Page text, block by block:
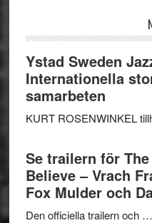
Ystad Sweden
Internationella
samarbeten
KURT ROSENWINKEL
Se trailern för
Believe – Vrach
Fox Mulder och
Den officiella trailern och …